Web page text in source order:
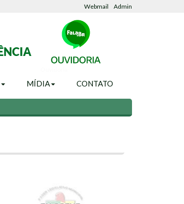
Webmail Admin
MÍDIA CONTATO